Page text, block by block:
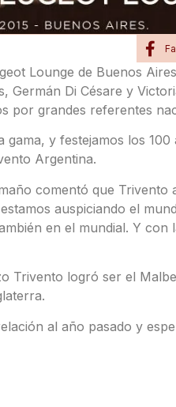
Lounge de Buenos
Germán Di Césare y
por grandes referentes
gama, y festejamos los
Argentina.
comentó que
auspiciando el
en el mundial. Y
Trivento logró ser el
al año pasado y